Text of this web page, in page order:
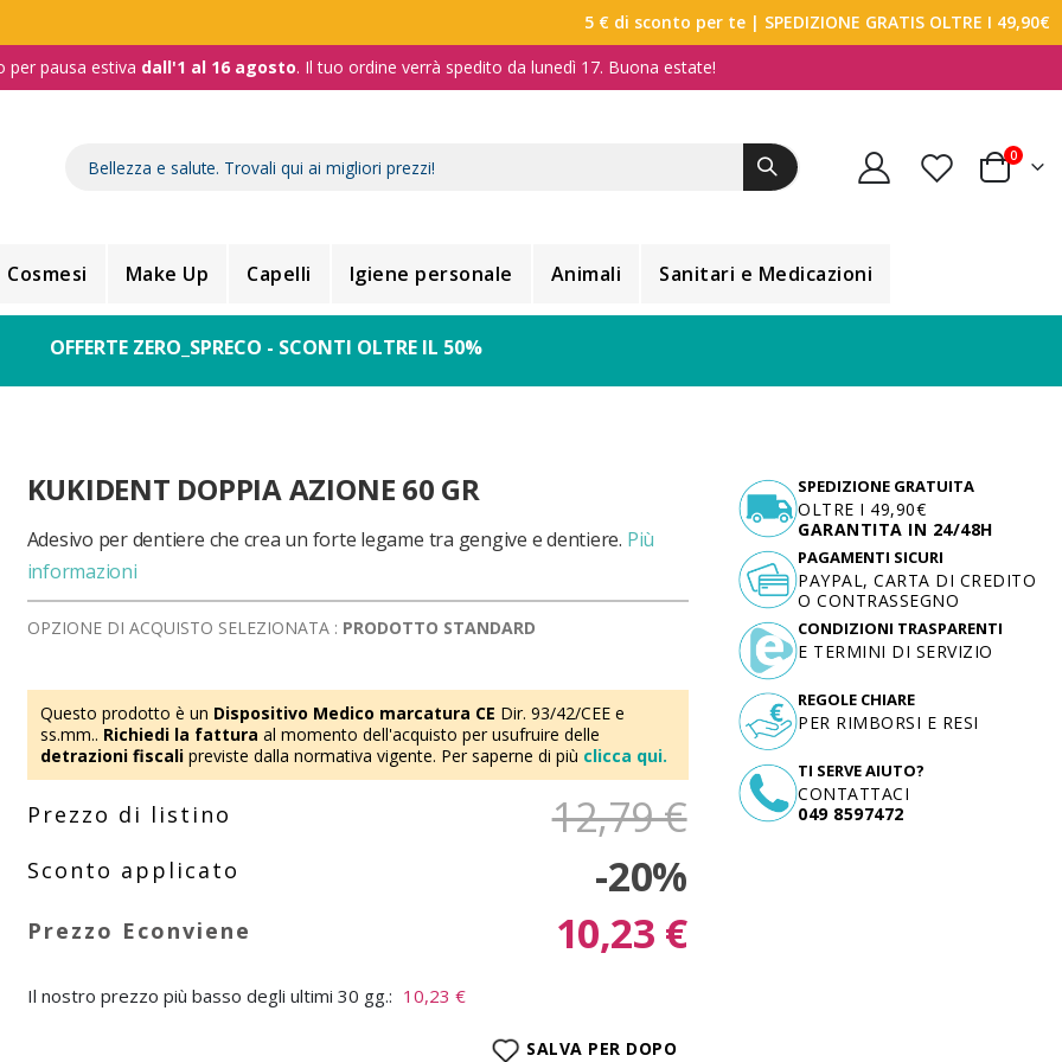
5 € di sconto per te | SPEDIZIONE GRATIS OLTRE I 49,90€
per pausa estiva dall'1 al 16 agosto. Il tuo ordine verrà spedito da lunedì 17. Buona estate!
Carrello
0
Cosmesi Make Up Capelli Igiene personale Animali Sanitari e Medicazioni
OFFERTE ZERO_SPRECO - SCONTI OLTRE IL 50%
KUKIDENT DOPPIA AZIONE 60 GR
Adesivo per dentiere che crea un forte legame tra gengive e dentiere. Più
informazioni
OPZIONE DI ACQUISTO SELEZIONATA : PRODOTTO STANDARD
Questo prodotto è un Dispositivo Medico marcatura CE Dir. 93/42/CEE e
ss.mm.. Richiedi la fattura al momento dell'acquisto per usufruire delle
detrazioni fiscalipreviste dalla normativa vigente. Per saperne di più clicca qui.
12,79 €
-20%
10,23 €
Il nostro prezzo più basso degli ultimi 30 gg.: 10,23 €
SALVA PER DOPO
SPEDIZIONE GRATUITA
OLTRE I 49,90€
GARANTITA IN 24/48H
TI SERVE AIUTO?
CONTATTACI
049 8597472
PAGAMENTI SICURI
PAYPAL, CARTA DI CREDITO
O CONTRASSEGNO
CONDIZIONI TRASPARENTI
E TERMINI DI SERVIZIO
REGOLE CHIARE
PER RIMBORSI E RESI